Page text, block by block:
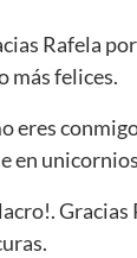
Rafela
más felices.
eres
en
Gracias